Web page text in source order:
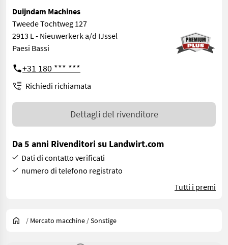
Duijndam Machines
Tweede Tochtweg 127
2913 L - Nieuwerkerk a/d IJssel
Paesi Bassi
+31 180 *** ***
Richiedi richiamata
Dettagli del rivenditore
Da 5 anni Rivenditori su Landwirt.com
Dati di contatto verificati
numero di telefono registrato
Tutti i premi
/ Mercato macchine /Sonstige